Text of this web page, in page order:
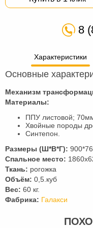
8
Характеристики
Основные
Механизм
Материалы:
ППУ листовой;
Хвойные породы
Синтепон.
Размеры (Ш*В*Г):
Спальное место:
Ткань: рогожка
Объём: 0,5.куб
Вес: 60 кг.
Фабрика: Галакси